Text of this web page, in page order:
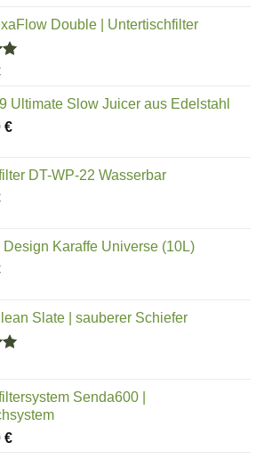
Double | Untertischfilter
Ultimate Slow Juicer aus Edelstahl
€
DT-WP-22 Wasserbar
Design Karaffe Universe (10L)
Slate | sauberer Schiefer
Senda600 |
€